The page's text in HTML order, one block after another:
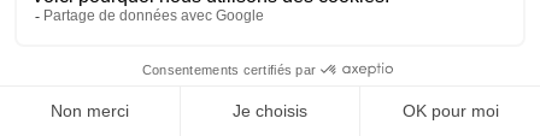
choix d'une pièce qui valorise votre individualité. Que ce soit
robes sont pensées pour chaque occasion. De la robe bustier